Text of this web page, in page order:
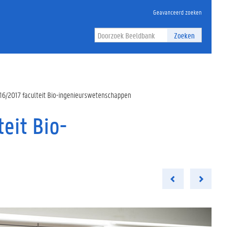
Geavanceerd zoeken
Zoeken
2017 faculteit Bio-ingenieurswetenschappen
Bio-